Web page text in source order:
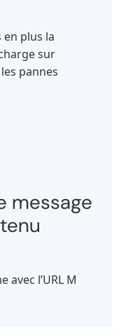
plus la
sur
pannes
message
l’URL M